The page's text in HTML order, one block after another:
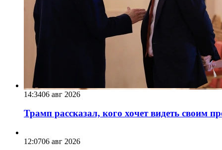
14:3406 авг 2026
Трамп рассказал, кого хочет видеть своим
12:0706 авг 2026